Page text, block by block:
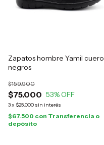
Zapatos hombre Yamil cuero
negros
$75.000
$159.900
53% OFF
3x $25.000 sin interés
$67.500 con Transferencia o
depósito